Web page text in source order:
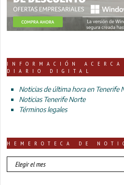
INFORMACIÓN
DIARIO DIGITAL
Noticias de última hora en Tenerife
Noticias Tenerife Norte
Términos legales
HEMEROTECA DE
HEMEROTECA
DE